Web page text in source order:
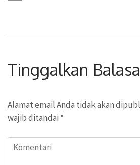
Tinggalkan
Alamat email Anda tidak akan
wajib ditandai *
Komentari